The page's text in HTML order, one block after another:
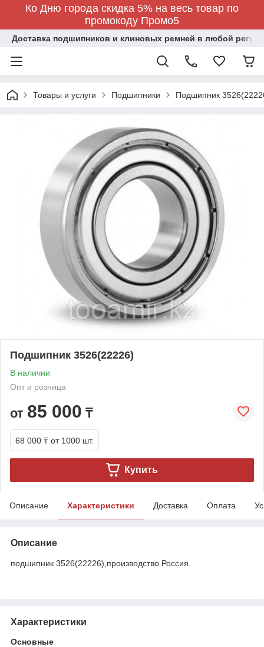
Ко Дню города скидка 5% на весь товар по
промокоду Промо5
Доставка подшипников и клиновых ремней в любой регион
Товары и услуги Подшипники Подшипник
Подшипник 3526(22226)
В наличии
Опт и розница
от 85 000 ₸
68 000 ₸ от 1000 шт.
Купить
Описание Характеристики Доставка Оплата
Описание
подшипник 3526(22226),производство Россия.
Характеристики
Основные